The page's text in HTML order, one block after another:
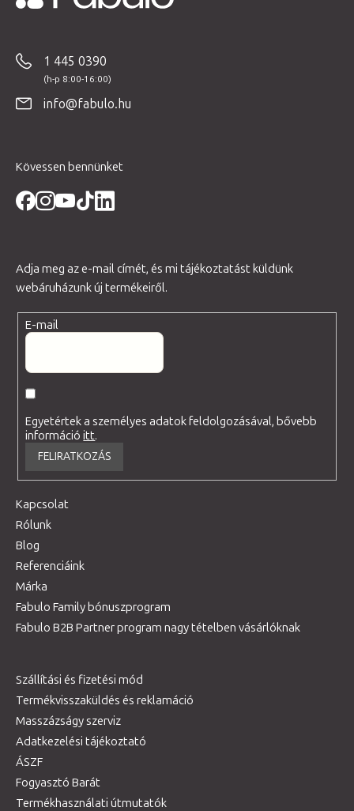
1 445 0390
info@fabulo.hu
Kövessen bennünket
Adja meg az e-mail címét, és mi tájékoztatást küldünk
webáruházunk új termékeiről.
E-mail
Egyetértek a személyes adatok feldolgozásával, bővebb
információitt.
FELIRATKOZÁS
Kapcsolat
Rólunk
Blog
Referenciáink
Márka
Fabulo Family bónuszprogram
Fabulo B2B Partner program nagy tételben vásárlóknak
Szállítási és fizetési mód
Termékvisszaküldés és reklamáció
Masszázságy szerviz
Adatkezelési tájékoztató
ÁSZF
Fogyasztó Barát
Termékhasználati útmutatók